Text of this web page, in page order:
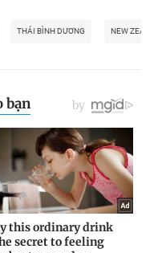
THÁI BÌNH DƯƠNG NEW